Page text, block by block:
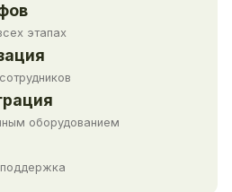
этапах
оборудованием